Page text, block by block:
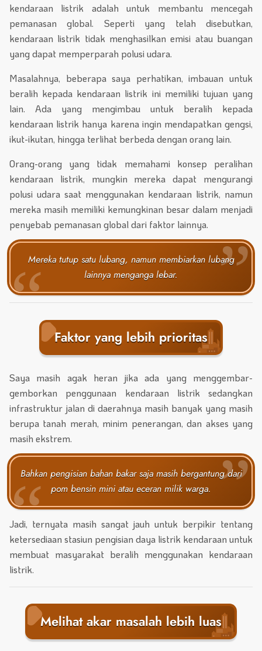
kendaraan listrik adalah untuk membantu mencegah
pemanasan global. Seperti yang telah disebutkan,
kendaraan listrik tidak menghasilkan emisi atau buangan
yang dapat memperparah polusi udara.
Masalahnya, beberapa saya perhatikan, imbauan untuk
beralih kepada kendaraan listrik ini memiliki tujuan yang
lain. Ada yang mengimbau untuk beralih kepada
kendaraan listrik hanya karena ingin mendapatkan gengsi,
ikut-ikutan, hingga terlihat berbeda dengan orang lain.
Orang-orang yang tidak memahami konsep peralihan
kendaraan listrik, mungkin mereka dapat mengurangi
polusi udara saat menggunakan kendaraan listrik, namun
mereka masih memiliki kemungkinan besar dalam menjadi
penyebab pemanasan global dari faktor lainnya.
Mereka tutup satu lubang, namun membiarkan lubang
lainnya menganga lebar.
Faktor yang lebih prioritas
Saya masih agak heran jika ada yang menggembar-
gemborkan penggunaan kendaraan listrik sedangkan
infrastruktur jalan di daerahnya masih banyak yang masih
berupa tanah merah, minim penerangan, dan akses yang
masih ekstrem.
Bahkan pengisian bahan bakar saja masih bergantung dari
pom bensin mini atau eceran milik warga.
Jadi, ternyata masih sangat jauh untuk berpikir tentang
ketersediaan stasiun pengisian daya listrik kendaraan untuk
membuat masyarakat beralih menggunakan kendaraan
listrik.
Melihat akar masalah lebih luas